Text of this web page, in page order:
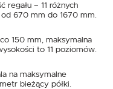
regału – 11 różnych
od 670 mm do 1670 mm.
150 mm, maksymalna
to 11 poziomów.
na maksymalne
bieżący półki.